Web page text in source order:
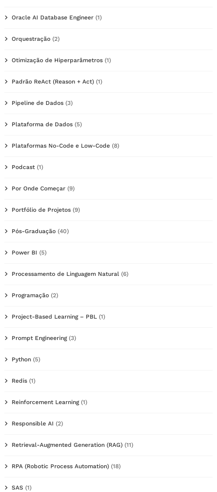
Oracle AI Database Engineer (1)
Orquestração (2)
Otimização de Hiperparâmetros (1)
Padrão ReAct (Reason + Act) (1)
Pipeline de Dados (3)
Plataforma de Dados (5)
Plataformas No-Code e Low-Code (8)
Podcast (1)
Por Onde Começar (9)
Portfólio de Projetos (9)
Pós-Graduação (40)
Power BI (5)
Processamento de Linguagem Natural (6)
Programação (2)
Project-Based Learning – PBL (1)
Prompt Engineering(3)
Python (5)
Redis (1)
Reinforcement Learning(1)
Responsible AI (2)
Retrieval-Augmented Generation (RAG) (11)
RPA (Robotic Process Automation) (18)
SAS (1)